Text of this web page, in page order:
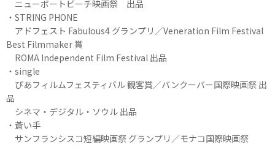
ニューボートビーチ映画祭 出品
・STRING PHONE
アドフェスト Fabulous4 グランプリ／Veneration Film Festival
Best Filmmaker 賞
ROMA Independent Film Festival 出品
・single
ぴあフィルムフェスティバル 観客賞／バンクーバー国際映画祭 出
品
シネマ・デジタル・ソウル 出品
・蒼い手
サンフランシスコ短編映画祭 グランプリ／モナコ国際映画祭